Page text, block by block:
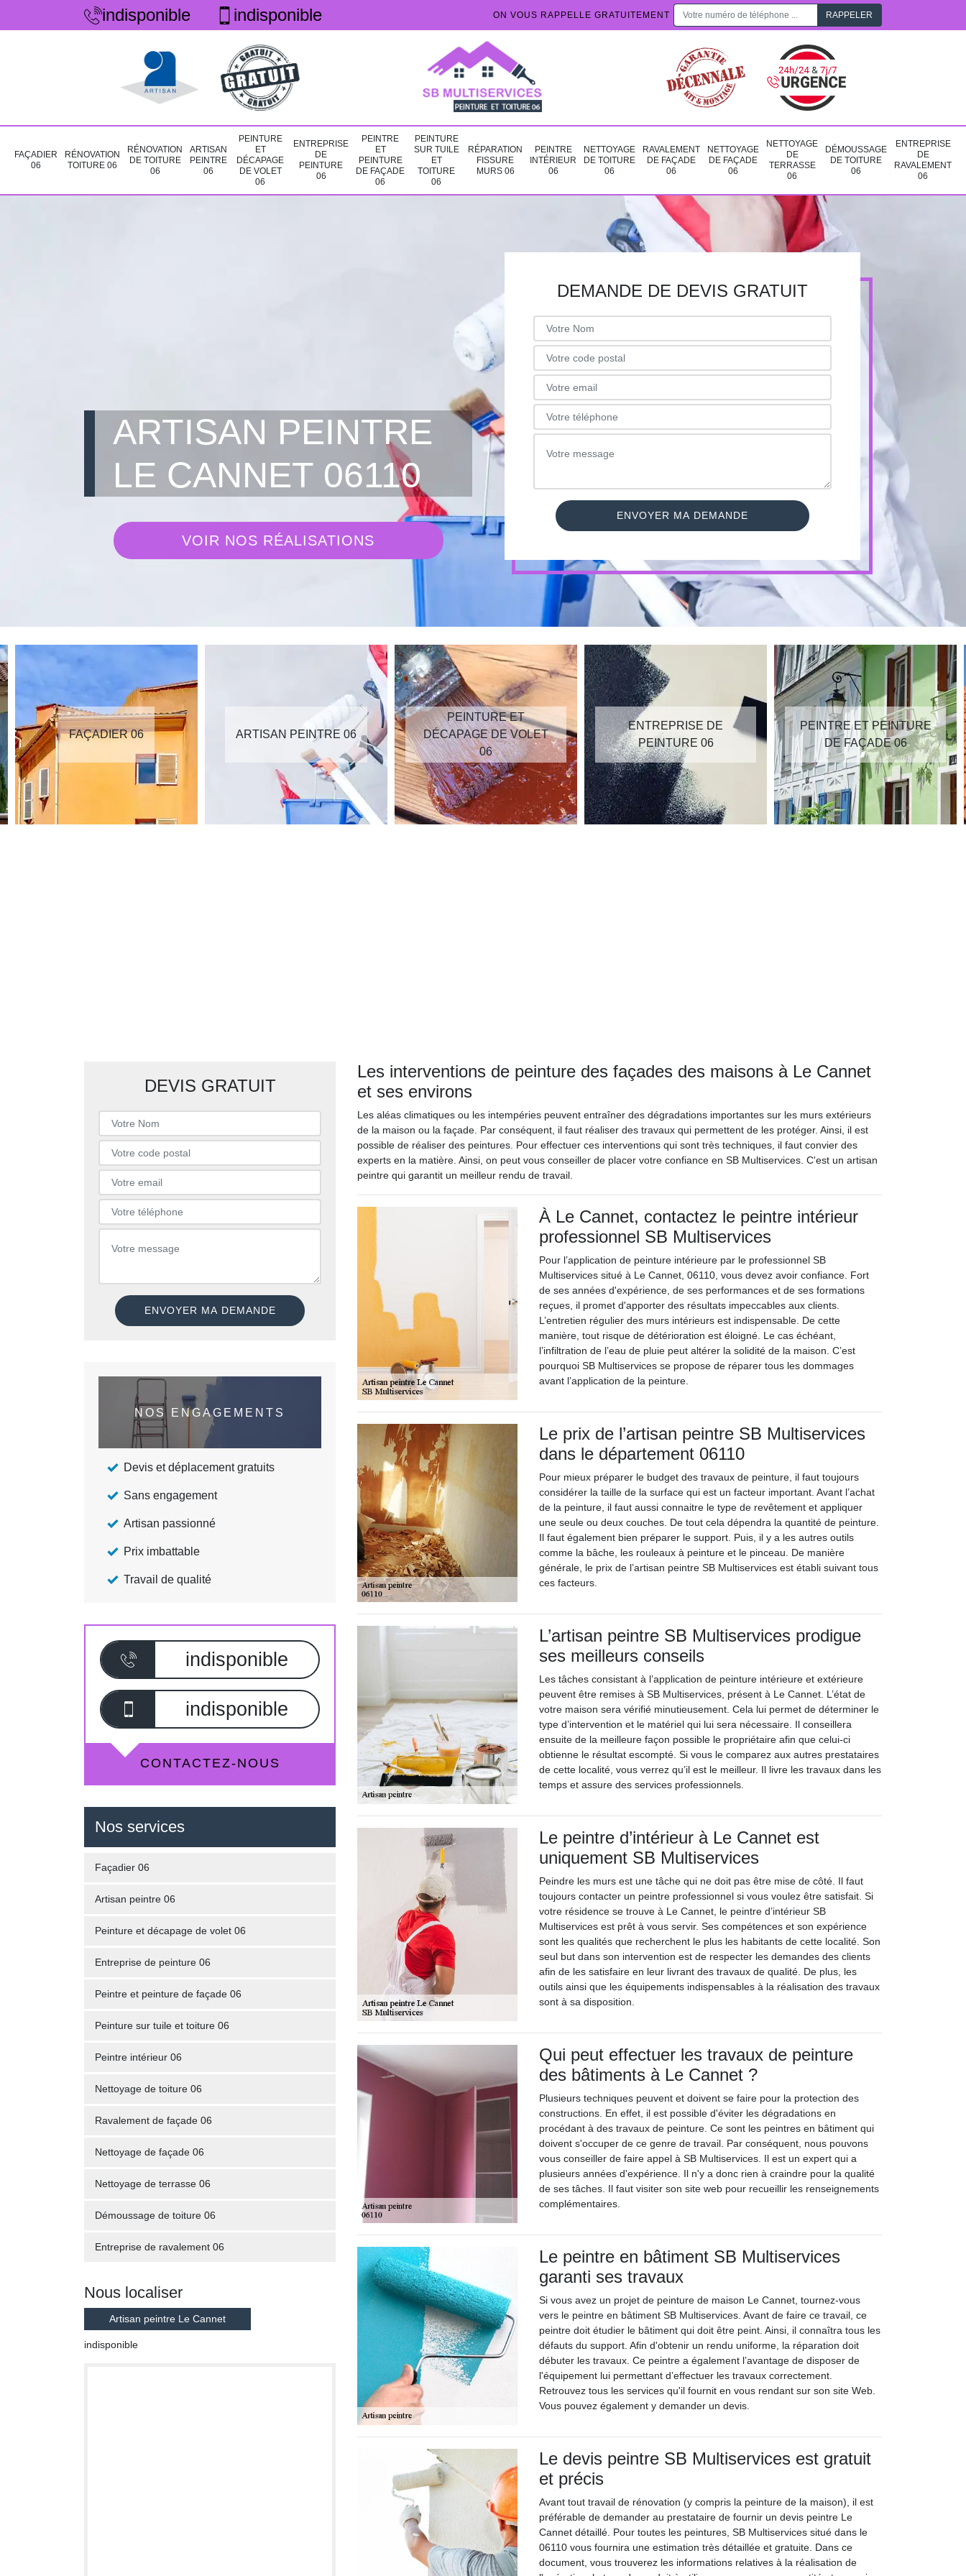
indisponible indisponible ON VOUS RAPPELLE GRATUITEMENT
FAÇADIER
06
RÉNOVATION
TOITURE 06
RÉNOVATION
DE TOITURE
06
ARTISAN
PEINTRE
06
PEINTURE
ET
DÉCAPAGE
DE VOLET
06
ENTREPRISE
DE
PEINTURE
06
PEINTRE
ET
PEINTURE
DE FAÇADE
06
PEINTURE
SUR TUILE
ET
TOITURE
06
RÉPARATION
FISSURE
MURS 06
PEINTRE
INTÉRIEUR
06
NETTOYAGE
DE TOITURE
06
RAVALEMENT
DE FAÇADE
06
NETTOYAGE
DE FAÇADE
06
NETTOYAGE
DE
TERRASSE
06
DÉMOUSSAGE
DE TOITURE
06
ENTREPRISE
DE
RAVALEMENT
06
ARTISAN PEINTRE
LE CANNET 06110
VOIR NOS RÉALISATIONS
DEMANDE DE DEVIS GRATUIT
FAÇADIER 06 ARTISAN PEINTRE 06
PEINTURE ET
DÉCAPAGE DE VOLET
06
ENTREPRISE DE
PEINTURE 06
PEINTRE ET PEINTURE
DE FAÇADE 06
DEVIS GRATUIT
NOS ENGAGEMENTS
Devis et déplacement gratuits
Sans engagement
Artisan passionné
Prix imbattable
Travail de qualité
indisponible
indisponible
CONTACTEZ-NOUS
Nos services
Façadier 06
Artisan peintre 06
Peinture et décapage de volet 06
Entreprise de peinture 06
Peintre et peinture de façade 06
Peinture sur tuile et toiture 06
Peintre intérieur 06
Nettoyage de toiture 06
Ravalement de façade 06
Nettoyage de façade 06
Nettoyage de terrasse 06
Démoussage de toiture 06
Entreprise de ravalement 06
Nous localiser
Artisan peintre Le Cannet
indisponible
Les interventions de peinture des façades des maisons à Le Cannet
et ses environs
Les aléas climatiques ou les intempéries peuvent entraîner des dégradations importantes sur les murs extérieurs
de la maison ou la façade. Par conséquent, il faut réaliser des travaux qui permettent de les protéger. Ainsi, il est
possible de réaliser des peintures. Pour effectuer ces interventions qui sont très techniques, il faut convier des
experts en la matière. Ainsi, on peut vous conseiller de placer votre confiance en SB Multiservices. C'est un artisan
peintre qui garantit un meilleur rendu de travail.
À Le Cannet, contactez le peintre intérieur
professionnel SB Multiservices
Pour l’application de peinture intérieure par le professionnel SB
Multiservices situé à Le Cannet, 06110, vous devez avoir confiance. Fort
de ses années d'expérience, de ses performances et de ses formations
reçues, il promet d'apporter des résultats impeccables aux clients.
L’entretien régulier des murs intérieurs est indispensable. De cette
manière, tout risque de détérioration est éloigné. Le cas échéant,
l’infiltration de l’eau de pluie peut altérer la solidité de la maison. C’est
pourquoi SB Multiservices se propose de réparer tous les dommages
avant l’application de la peinture.
Le prix de l’artisan peintre SB Multiservices
dans le département 06110
Pour mieux préparer le budget des travaux de peinture, il faut toujours
considérer la taille de la surface qui est un facteur important. Avant l’achat
de la peinture, il faut aussi connaitre le type de revêtement et appliquer
une seule ou deux couches. De tout cela dépendra la quantité de peinture.
Il faut également bien préparer le support. Puis, il y a les autres outils
comme la bâche, les rouleaux à peinture et le pinceau. De manière
générale, le prix de l’artisan peintre SB Multiservices est établi suivant tous
ces facteurs.
L’artisan peintre SB Multiservices prodigue
ses meilleurs conseils
Les tâches consistant à l’application de peinture intérieure et extérieure
peuvent être remises à SB Multiservices, présent à Le Cannet. L’état de
votre maison sera vérifié minutieusement. Cela lui permet de déterminer le
type d’intervention et le matériel qui lui sera nécessaire. Il conseillera
ensuite de la meilleure façon possible le propriétaire afin que celui-ci
obtienne le résultat escompté. Si vous le comparez aux autres prestataires
de cette localité, vous verrez qu’il est le meilleur. Il livre les travaux dans les
temps et assure des services professionnels.
Le peintre d’intérieur à Le Cannet est
uniquement SB Multiservices
Peindre les murs est une tâche qui ne doit pas être mise de côté. Il faut
toujours contacter un peintre professionnel si vous voulez être satisfait. Si
votre résidence se trouve à Le Cannet, le peintre d’intérieur SB
Multiservices est prêt à vous servir. Ses compétences et son expérience
sont les qualités que recherchent le plus les habitants de cette localité. Son
seul but dans son intervention est de respecter les demandes des clients
afin de les satisfaire en leur livrant des travaux de qualité. De plus, les
outils ainsi que les équipements indispensables à la réalisation des travaux
sont à sa disposition.
Qui peut effectuer les travaux de peinture
des bâtiments à Le Cannet ?
Plusieurs techniques peuvent et doivent se faire pour la protection des
constructions. En effet, il est possible d'éviter les dégradations en
procédant à des travaux de peinture. Ce sont les peintres en bâtiment qui
doivent s'occuper de ce genre de travail. Par conséquent, nous pouvons
vous conseiller de faire appel à SB Multiservices. Il est un expert qui a
plusieurs années d'expérience. Il n'y a donc rien à craindre pour la qualité
de ses tâches. Il faut visiter son site web pour recueillir les renseignements
complémentaires.
Le peintre en bâtiment SB Multiservices
garanti ses travaux
Si vous avez un projet de peinture de maison Le Cannet, tournez-vous
vers le peintre en bâtiment SB Multiservices. Avant de faire ce travail, ce
peintre doit étudier le bâtiment qui doit être peint. Ainsi, il connaîtra tous les
défauts du support. Afin d'obtenir un rendu uniforme, la réparation doit
débuter les travaux. Ce peintre a également l’avantage de disposer de
l'équipement lui permettant d’effectuer les travaux correctement.
Retrouvez tous les services qu'il fournit en vous rendant sur son site Web.
Vous pouvez également y demander un devis.
Le devis peintre SB Multiservices est gratuit
et précis
Avant tout travail de rénovation (y compris la peinture de la maison), il est
préférable de demander au prestataire de fournir un devis peintre Le
Cannet détaillé. Pour toutes les peintures, SB Multiservices situé dans le
06110 vous fournira une estimation très détaillée et gratuite. Dans ce
document, vous trouverez les informations relatives à la réalisation de